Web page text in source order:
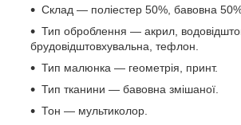
Склад — поліестер 50%, бавовна
Тип оброблення — акрил,
брудовідштовхувальна, тефлон.
Тип малюнка — геометрія, принт.
Тип тканини — бавовна змішаної.
Тон — мультиколор.